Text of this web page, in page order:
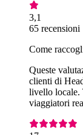
3,1
65 recensioni
Come
Queste
clienti di
livello locale.
viaggiatori